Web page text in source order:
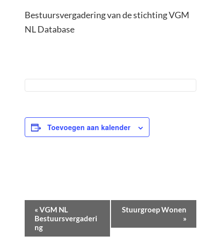
Bestuursvergadering van de stichting VGM
NL Database
Toevoegen aan kalender
e
« VGM NL
Bestuursvergaderi
ng
Stuurgroep Wonen
»